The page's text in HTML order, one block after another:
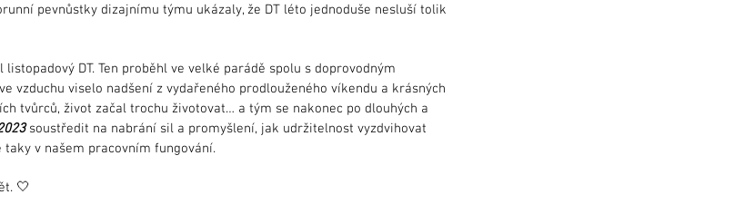
pevnůstky dizajnímu týmu ukázaly, že DT léto jednoduše nesluší tolik
DT. Ten proběhl ve velké parádě spolu s doprovodným
vzduchu viselo nadšení z vydařeného prodlouženého víkendu a krásných
tvůrců, život začal trochu životovat… a tým se nakonec po dlouhých a
soustředit na nabrání sil a promyšlení, jak udržitelnost vyzdvihovat
v našem pracovním fungování.
🤍